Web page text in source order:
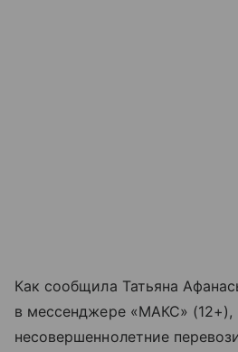
Как сообщила Татьяна
в мессенджере «МАКС» (12+),
несовершеннолетние